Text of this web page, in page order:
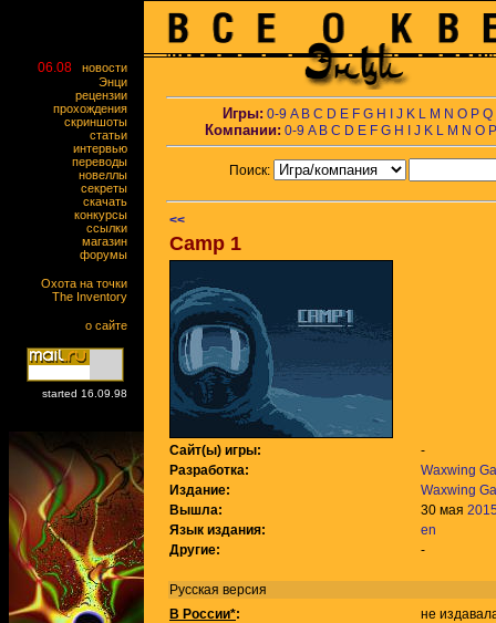
06.08
новости
Энци
рецензии
прохождения
скриншоты
статьи
интервью
переводы
новеллы
секреты
скачать
конкурсы
ссылки
магазин
форумы
Охота на точки
The Inventory
о сайте
started 16.09.98
Игры: 0-9 A B C D E F G H J K L M N O P Q
Компании: 0-9 A B C D E F G H J K L M N O P
Поиск:
<<
Camp 1
Сайт(ы) игры:
-
Разработка:
Waxwing
Издание:
Waxwing
Вышла:
30 мая
Язык издания:
en
Другие:
-
Русская версия
В России*: не